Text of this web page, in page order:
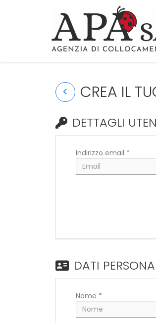
CREA IL
DETTAGLI
Indirizzo email *
DATI
Nome *